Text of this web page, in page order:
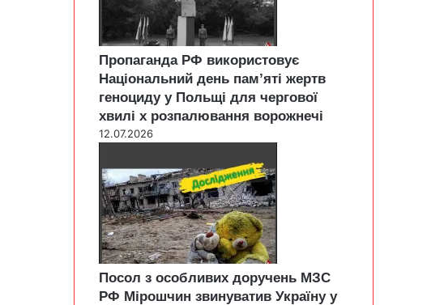
Пропаганда РФ використовує
Національний день пам’яті жертв
геноциду у Польщі для чергової
хвилі х розпалювання ворожнечі
12.07.2026
Посол з особливих доручень МЗС
РФ Мірошчин звинуватив Україну у